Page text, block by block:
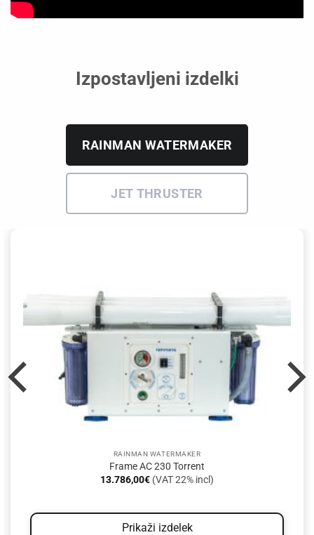
Izpostavljeni izdelki
RAINMAN WATERMAKER
JET THRUSTER
RAINMAN WATERMAKER
Frame AC 230 Torrent
13.786,00€ (VAT 22% incl)
Prikaži izdelek